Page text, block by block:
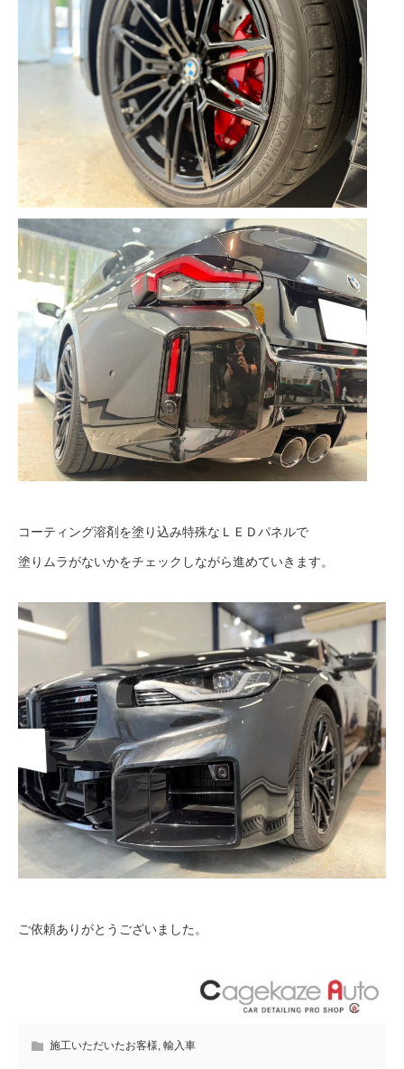
コーティング溶剤を塗り込み特殊なＬＥＤパネルで
塗りムラがないかをチェックしながら進めていきます。
ご依頼ありがとうございました。
施工いただいたお客様 輸入車